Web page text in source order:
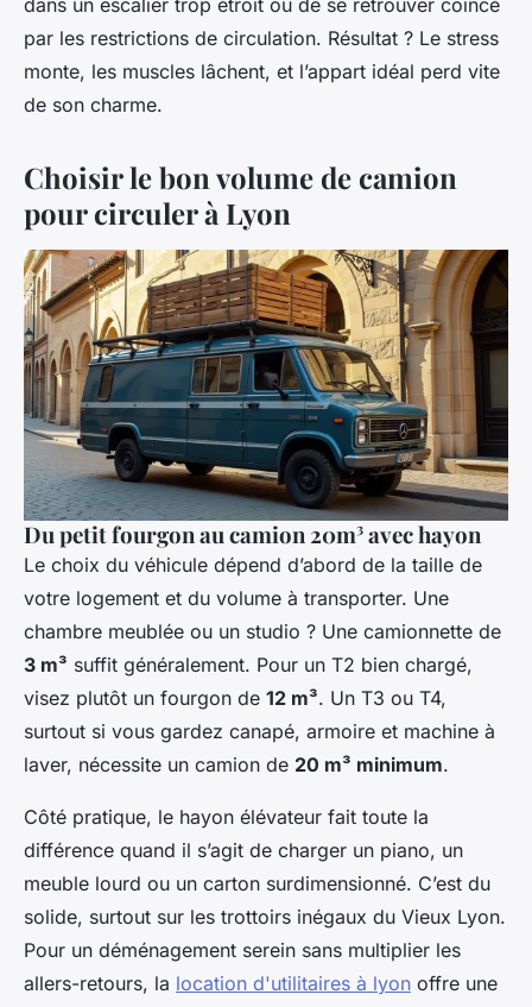
dans un escalier trop étroit ou de se retrouver coincé
par les restrictions de circulation. Résultat ? Le stress
monte, les muscles lâchent, et l’appart idéal perd vite
de son charme.
Choisir le bon volume de camion
pour circuler à Lyon
Du petit fourgon au camion 20m³ avec hayon
Le choix du véhicule dépend d’abord de la taille de
votre logement et du volume à transporter. Une
chambre meublée ou un studio ? Une camionnette de
3 m³ suffit généralement. Pour un T2 bien chargé,
visez plutôt un fourgon de 12 m³. Un T3 ou T4,
surtout si vous gardez canapé, armoire et machine à
laver, nécessite un camion de 20 m³ minimum.
Côté pratique, le hayon élévateur fait toute la
différence quand il s’agit de charger un piano, un
meuble lourd ou un carton surdimensionné. C’est du
solide, surtout sur les trottoirs inégaux du Vieux Lyon.
Pour un déménagement serein sans multiplier les
allers-retours, la location d'utilitaires à lyon offre une